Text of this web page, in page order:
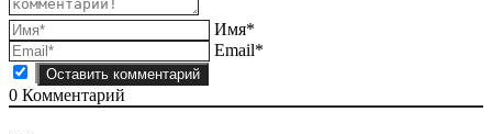
Имя*
Email*
0 Комментарий